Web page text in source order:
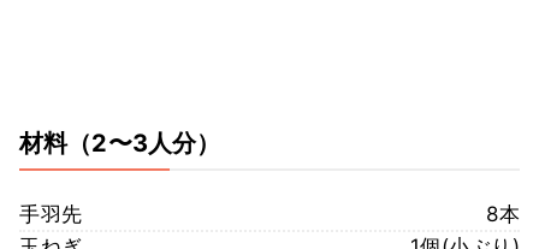
材料（2〜3人分）
手羽先
8本